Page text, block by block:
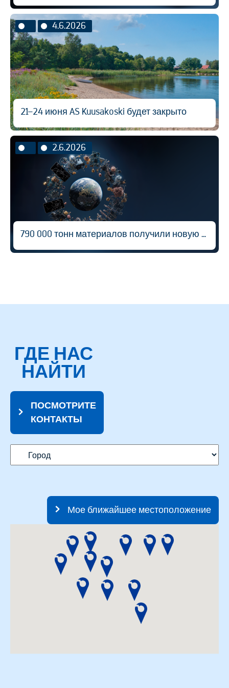
4.6.2026
21–24 июня AS Kuusakoski будет закрыто
2.6.2026
790 000 тонн материалов получили новую жизнь
ГДЕ НАС
НАЙТИ
ПОСМОТРИТЕ
КОНТАКТЫ
Мое ближайшее местоположение